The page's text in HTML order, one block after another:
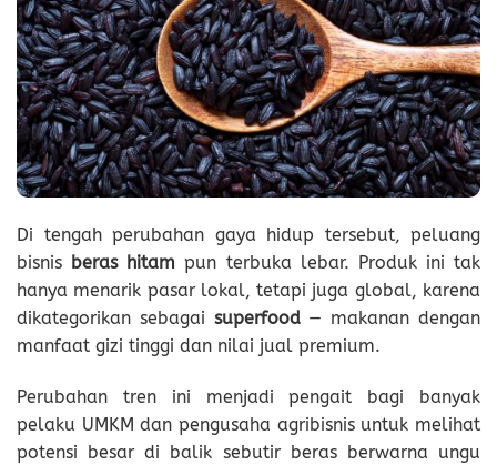
Di tengah perubahan gaya hidup tersebut, peluang
bisnis beras hitam pun terbuka lebar. Produk ini tak
hanya menarik pasar lokal, tetapi juga global, karena
dikategorikan sebagai superfood— makanan dengan
manfaat gizi tinggi dan nilai jual premium.
Perubahan tren ini menjadi pengait bagi banyak
pelaku UMKM dan pengusaha agribisnis untuk melihat
potensi besar di balik sebutir beras berwarna ungu